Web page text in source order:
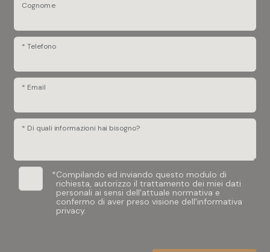
Cognome
* Telefono
* Email
* Di quali informazioni hai bisogno?
*Compilando ed inviando questo modulo di
richiesta, autorizzo il trattamento dei miei dati
personali ai sensi dell'attuale normativa e
confermo di aver preso visione dell'informativa
privacy.